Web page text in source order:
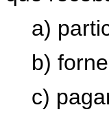
a)
b)
c)